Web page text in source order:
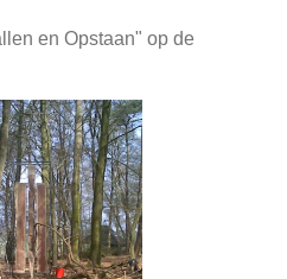
en Opstaan" op de